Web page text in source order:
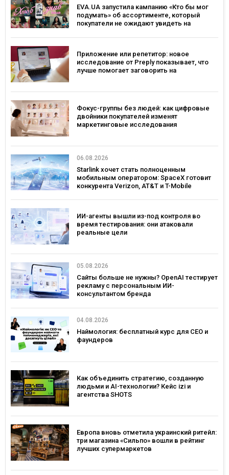
EVA.UA запустила кампанию «Кто бы мог
подумать» об ассортименте, который
покупатели не ожидают увидеть на
Приложение или репетитор: новое
исследование от Preply показывает, что
лучше помогает заговорить на
Фокус-группы без людей: как цифровые
двойники покупателей изменят
маркетинговые исследования
06.08.2026
Starlink хочет стать полноценным
мобильным оператором: SpaceX готовит
конкурента Verizon, AT&T и T-Mobile
ИИ-агенты вышли из-под контроля во
время тестирования: они атаковали
реальные цели
05.08.2026
Сайты больше не нужны? OpenAI тестирует
рекламу с персональным ИИ-
консультантом бренда
04.08.2026
Наймология: бесплатный курс для CEO и
фаундеров
Как объединить стратегию, созданную
людьми и AI-технологии? Кейс izi и
агентства SHOTS
Европа вновь отметила украинский ритейл:
три магазина «Сильпо» вошли в рейтинг
лучших супермаркетов